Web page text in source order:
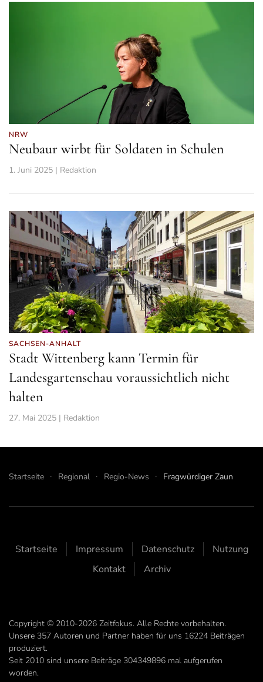
NRW
Neubaur wirbt für Soldaten in Schulen
1. Juni 2025 | Redaktion
SACHSEN-ANHALT
Stadt Wittenberg kann Termin für
Landesgartenschau voraussichtlich nicht
halten
27. Mai 2025 | Redaktion
Startseite Regional Regio-News Fragwürdiger Zaun
Startseite Impressum Datenschutz
Nutzung
Kontakt
Archiv
Copyright © 2010-2026 Zeitfokus. Alle Rechte vorbehalten.
Unsere 357 Autoren und Partner haben für uns 16224 Beiträgen
produziert.
Seit 2010 sind unsere Beiträge 304349896 mal aufgerufen
worden.